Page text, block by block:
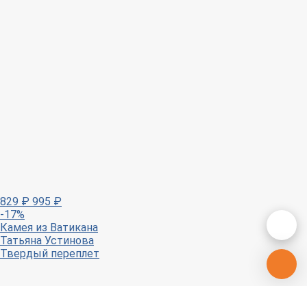
829 ₽ 995 ₽
-17%
Камея из Ватикана
Татьяна Устинова
Твердый переплет